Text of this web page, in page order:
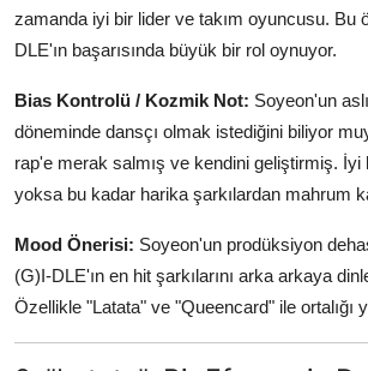
zamanda iyi bir lider ve takım oyuncusu. Bu
DLE'ın başarısında büyük bir rol oynuyor.
Bias Kontrolü / Kozmik Not: Soyeon'un
döneminde dansçı olmak istediğini biliyor
rap'e merak salmış ve kendini geliştirmiş. İyi
yoksa bu kadar harika şarkılardan mahrum
Mood Önerisi: Soyeon'un prodüksiyon
(G)I-DLE'ın en hit şarkılarını arka arkaya
Özellikle "Latata" ve "Queencard" ile ortalığı